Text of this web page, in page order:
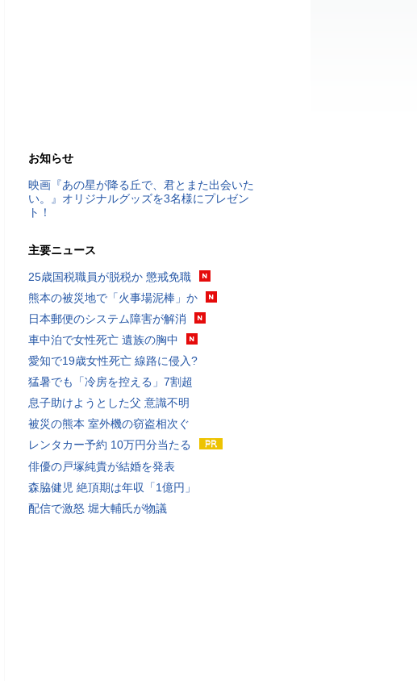
お知らせ
映画『あの星が降る丘で、君とまた出会いた
い。』オリジナルグッズを3名様にプレゼン
ト！
主要ニュース
25歳国税職員が脱税か 懲戒免職
熊本の被災地で「火事場泥棒」か
日本郵便のシステム障害が解消
車中泊で女性死亡 遺族の胸中
愛知で19歳女性死亡 線路に侵入?
猛暑でも「冷房を控える」7割超
息子助けようとした父 意識不明
被災の熊本 室外機の窃盗相次ぐ
レンタカー予約 10万円分当たる
俳優の戸塚純貴が結婚を発表
森脇健児 絶頂期は年収「1億円」
配信で激怒 堀大輔氏が物議